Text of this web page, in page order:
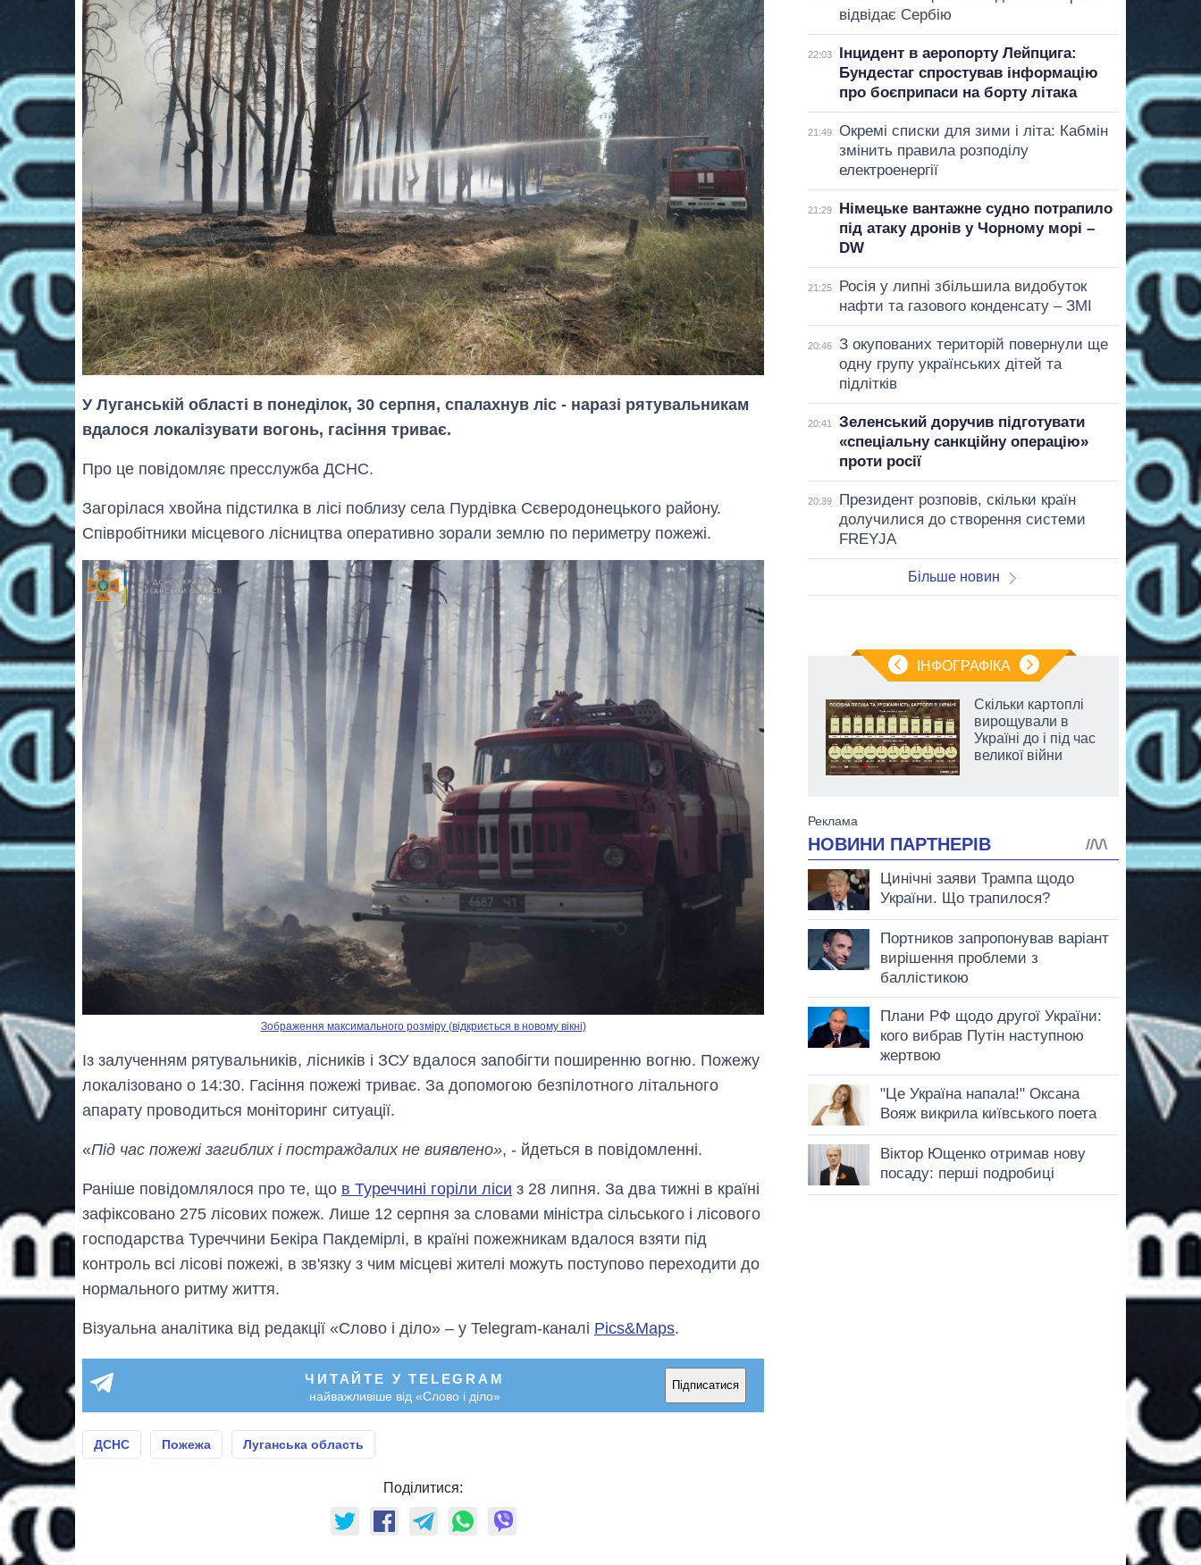
У Луганській області в понеділок, 30 серпня, спалахнув ліс - наразі рятувальникам
вдалося локалізувати вогонь, гасіння триває.
Про це повідомляє пресслужба ДСНС.
Загорілася хвойна підстилка в лісі поблизу села Пурдівка Сєверодонецького району.
Співробітники місцевого лісництва оперативно зорали землю по периметру пожежі.
Зображення максимального розміру (відкриється в новому вікні)
Із залученням рятувальників, лісників і ЗСУ вдалося запобігти поширенню вогню. Пожежу
локалізовано о 14:30. Гасіння пожежі триває. За допомогою безпілотного літального
апарату проводиться моніторинг ситуації.
«Під час пожежі загиблих і постраждалих не виявлено», - йдеться в повідомленні.
Раніше повідомлялося про те, що в Туреччині горіли ліси з 28 липня. За два тижні в країні
зафіксовано 275 лісових пожеж. Лише 12 серпня за словами міністра сільського і лісового
господарства Туреччини Бекіра Пакдемірлі, в країні пожежникам вдалося взяти під
контроль всі лісові пожежі, в зв'язку з чим місцеві жителі можуть поступово переходити до
нормального ритму життя.
Візуальна аналітика від редакції «Слово і діло» – у Telegram-каналі Pics&Maps.
ЧИТАЙТЕ У TELEGRAM
найважливіше від «Слово і діло»
Підписатися
ДСНС Пожежа Луганська область
Поділитися:
відвідає Сербію
22:03
Інцидент в аеропорту Лейпцига:
Бундестаг спростував інформацію
про боєприпаси на борту літака
21:49
Окремі списки для зими і літа: Кабмін
змінить правила розподілу
електроенергії
21:29
Німецьке вантажне судно потрапило
під атаку дронів у Чорному морі –
DW
21:25
Росія у липні збільшила видобуток
нафти та газового конденсату – ЗМІ
20:46
З окупованих територій повернули ще
одну групу українських дітей та
підлітків
20:41
Зеленський доручив підготувати
«спеціальну санкційну операцію»
проти росії
20:39
Президент розповів, скільки країн
долучилися до створення системи
FREYJA
Більше новин
ІНФОГРАФІКА
Економіка ШІ-
гігантів: скільки
коштують і
заробляють
OpenAI та
Anthropic
Скільки картоплі
вирощували в
Україні до і під час
великої війни